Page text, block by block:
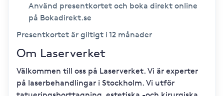
Använd presentkortet och boka direkt online
på Bokadirekt.se
Presentkortet är giltigt i 12 månader
Om Laserverket
Välkommen till oss på Laserverket. Vi är experter
på laserbehandlingar i Stockholm. Vi utför